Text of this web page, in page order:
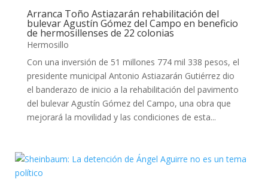
Arranca Toño Astiazarán rehabilitación del
bulevar Agustín Gómez del Campo en beneficio
de hermosillenses de 22 colonias
Hermosillo
Con una inversión de 51 millones 774 mil 338 pesos, el
presidente municipal Antonio Astiazarán Gutiérrez dio
el banderazo de inicio a la rehabilitación del pavimento
del bulevar Agustín Gómez del Campo, una obra que
mejorará la movilidad y las condiciones de esta...